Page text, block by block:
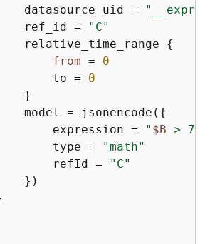
datasource_uid =
ref_id =
"C"
relative_time_range
{
from = 0
to =
0
}
model = jsonencode(
{
expression =
" $B > 70"
type =
"math"
refId =
"C"
})